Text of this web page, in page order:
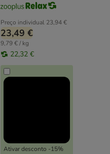
Preço individual 23,94 €
23,49 €
9,79 € / kg
22,32 €
Ativar desconto -15%